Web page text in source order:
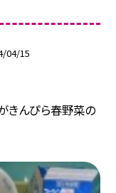
04/15
きんぴら春野菜の